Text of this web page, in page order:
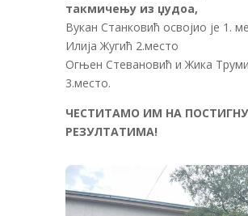
такмичењу из џудоа,
Вукан Станковић освојио је 1.
Илија Жугић 2.место
Огњен Стевановић и Жика
3.место.
ЧЕСТИТАМО ИМ НА
РЕЗУЛТАТИМА!